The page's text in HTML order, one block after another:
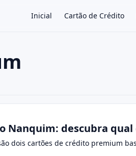
Inicial Cartão de Crédito
Nanquim: descubra
dois cartões de crédito premium